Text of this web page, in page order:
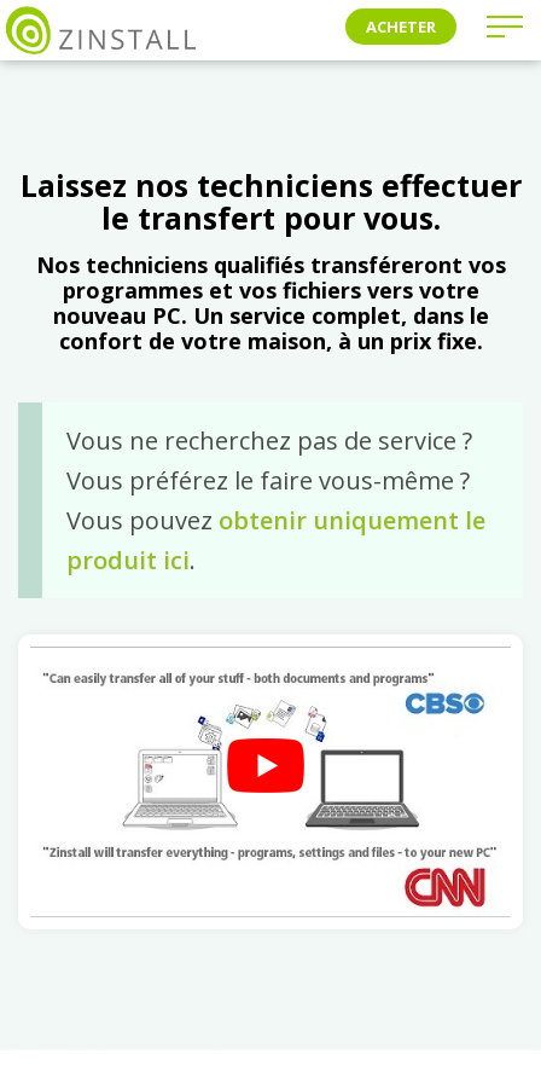
ACHETER
Laissez nos techniciens effectuer
le transfert pour vous.
Nos techniciens qualifiés transféreront vos
programmes et vos fichiers vers votre
nouveau PC. Un service complet, dans le
confort de votre maison, à un prix fixe.
Vous ne recherchez pas de service ?
Vous préférez le faire vous-même ?
Vous pouvez obtenir uniquement le
produit ici.